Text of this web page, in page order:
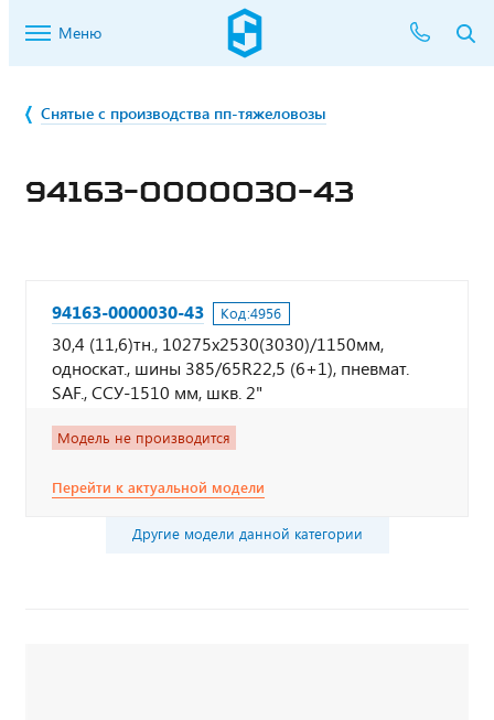
Меню
Снятые с производства пп-тяжеловозы
94163-0000030-43
94163-0000030-43 Код:4956
30,4 (11,6)тн., 10275х2530(3030)/1150мм,
односкат., шины 385/65R22,5 (6+1), пневмат.
SAF., ССУ-1510 мм, шкв. 2"
Модель не производится
Перейти к актуальной модели
Другие модели данной категории